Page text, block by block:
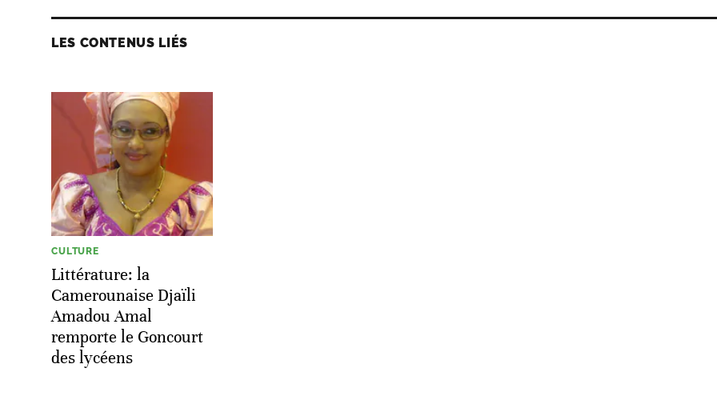
LES CONTENUS LIÉS
CULTURE
Littérature: la
Camerounaise Djaïli
Amadou Amal
remporte le Goncourt
des lycéens